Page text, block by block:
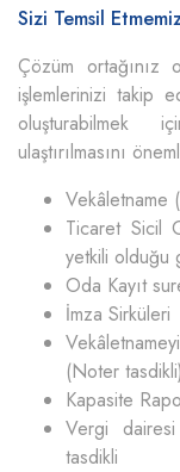
Sizi Temsil
Çözüm ortağınız
işlemlerinizi takip
oluşturabilmek
ulaştırılmasını
Vekâletname
Ticaret Sicil
yetkili olduğu
Oda Kayıt
İmza Sirküleri
(Noter tasdikli)
Kapasite
Vergi
tasdikli